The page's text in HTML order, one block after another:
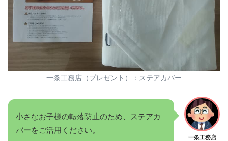
一条工務店（プレゼント）：ステアカバー
一条工務店
小さなお子様の転落防止のため、ステアカ
バーをご活用ください。